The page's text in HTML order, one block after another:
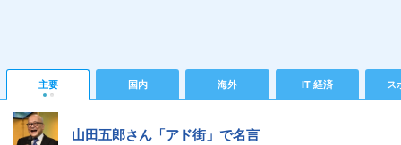
主要 国内 海外 IT 経済 ス
山田五郎さん「アド街」で名言